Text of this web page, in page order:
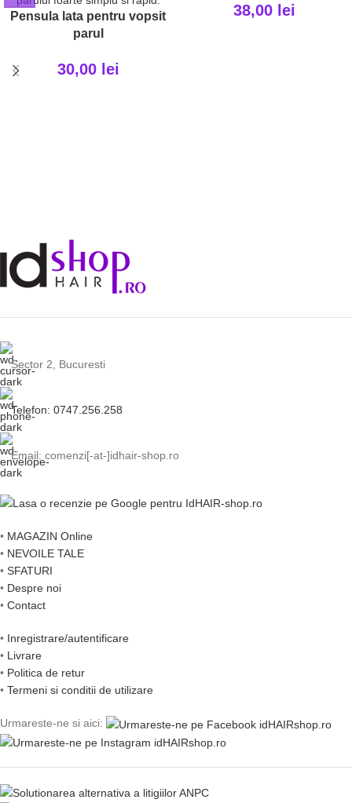
Pensula lata pentru vopsit
parul
30,00 lei
38,00 lei
Sector 2, Bucuresti
Telefon: 0747.256.258
Email: comenzi[-at-]idhair-shop.ro
• MAGAZIN Online
• NEVOILE TALE
• SFATURI
• Despre noi
• Contact
• Inregistrare/autentificare
• Livrare
• Politica de retur
• Termeni si conditii de utilizare
Urmareste-ne si aici: